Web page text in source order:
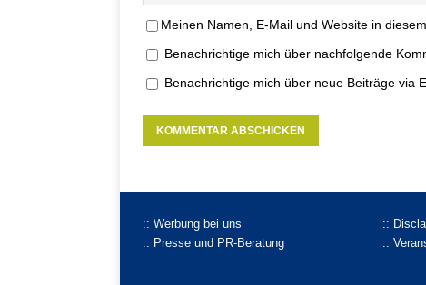
Meinen Namen, E-Mail und Website in
Benachrichtige mich über nachfolgende
Benachrichtige mich über neue Beiträge via
:: Werbung bei uns
:: Presse und PR-Beratung
::
::